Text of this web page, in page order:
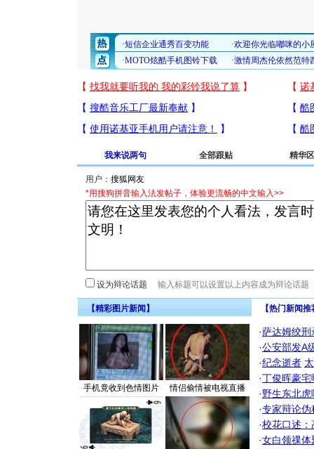
我来说两句 全部跟贴 精华区
用户：
*用搜狗拼音输入法发帖子，体验更流畅的中文输入>>
设为辩论话题
【精彩图片新闻】
手机竟收到色情图片 情侣偷情被电视直播
【热门新闻
·萨达姆绞刑
·公安部发A
·纪念逝者
·丁俊晖豪
·野生东北
·专家辩论伪
·校花口述：
·女白领祼体